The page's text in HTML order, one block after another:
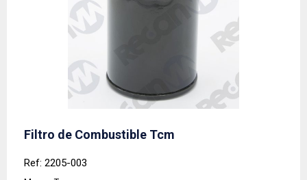
Filtro de Combustible Tcm
Ref: 2205-003